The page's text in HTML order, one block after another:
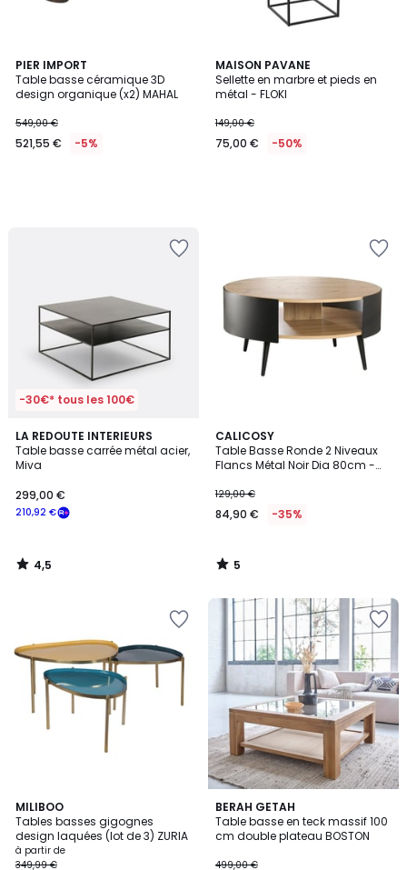
PIER IMPORT
Table basse céramique 3D
design organique (x2) MAHAL
549,00 €
521,55 € -5%
MAISON PAVANE
Sellette en marbre et pieds en
métal - FLOKI
149,00 €
75,00 € -50%
-30€* tous les 100€
LA REDOUTE INTERIEURS
Table basse carrée métal acier,
Miva
210,92 €
299,00 €
4,5
/ 5
4,5
/
CALICOSY
Table Basse Ronde 2 Niveaux
Flancs Métal Noir Dia 80cm -
129,00 €
84,90 € -35%
5
/
5
5
/
MILIBOO
Tables basses gigognes
design laquées (lot de 3) ZURIA
à partir de
349,99 €
3
/
5
2
Couleurs
BERAH GETAH
Table basse en teck massif 100
cm double plateau BOSTON
499,00 €
4,3
/ 5